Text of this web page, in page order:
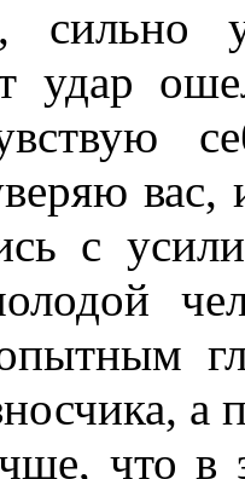
сильно
удар
вас,
с
а
что в